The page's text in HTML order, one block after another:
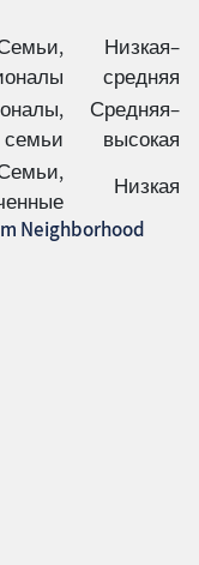
Низкая–
средняя
семьи
Средняя–
высокая
Низкая
Neighborhood